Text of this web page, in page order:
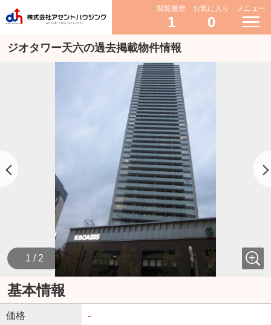
閲覧履歴
1
お気に入り
0
メニュー
ジオタワー天六の過去掲載物件情報
1 / 2
基本情報
価格 -